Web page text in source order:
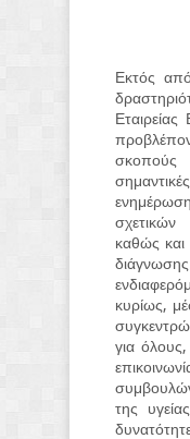
Εκτός από
Εταιρείας
καθώς
κυρίως,
για
της